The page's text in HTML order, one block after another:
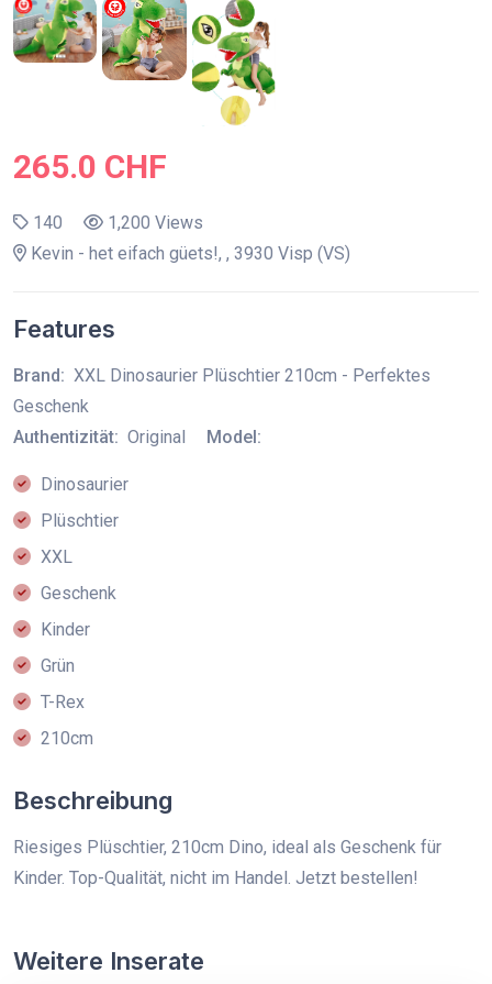
265.0 CHF
140
1,200 Views
Kevin - het eifach güets!, , 3930 Visp (VS)
Features
Brand: XXL Dinosaurier Plüschtier 210cm - Perfektes
Geschenk
Authentizität: Original Model:
Dinosaurier
Plüschtier
XXL
Geschenk
Kinder
Grün
T-Rex
210cm
Beschreibung
Riesiges Plüschtier, 210cm Dino, ideal als Geschenk für
Kinder. Top-Qualität, nicht im Handel. Jetzt bestellen!
Weitere Inserate